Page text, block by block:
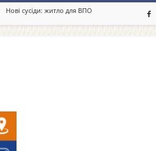
Нові сусіди: житло для ВПО